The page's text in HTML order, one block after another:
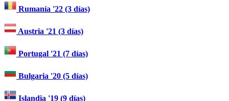
Rumanía '22 (3 días)
Austria '21 (3 días)
Portugal '21 (7 días)
Bulgaria '20 (5 días)
Islandia '19 (9 días)